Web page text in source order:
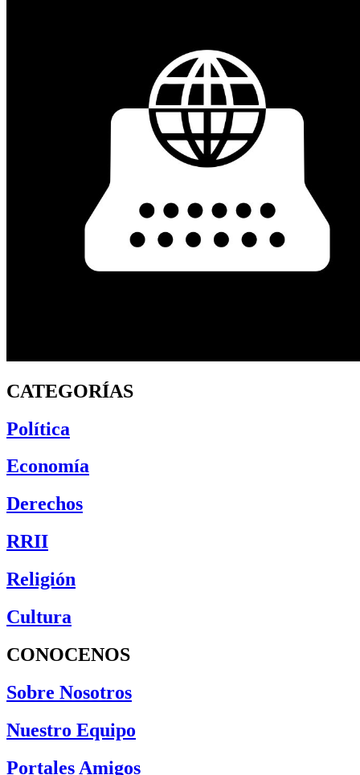
CATEGORÍAS
Política
Economía
Derechos
RRII
Religión
Cultura
CONOCENOS
Sobre Nosotros
Nuestro Equipo
Portales Amigos